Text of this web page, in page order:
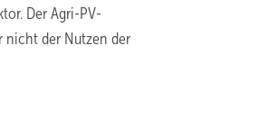
Der Agri-PV-
nicht der Nutzen der